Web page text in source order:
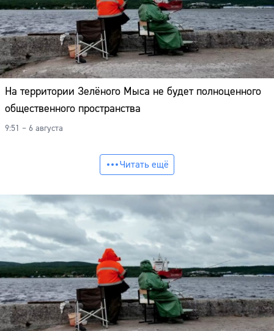
На территории Зелёного Мыса не будет полноценного
общественного пространства
9:51 – 6 августа
Читать ещё